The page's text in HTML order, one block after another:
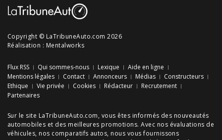
Copyright © LaTribuneAuto.com 2026
Réalisation : Mentalworks
Flux RSS Qui sommes-nous Lexique
Aide en ligne
Mentions légales
Contact Annonceurs Médias
Constructeurs
Ethique
Vie privée Cookies Rédacteur
Recrutement
Partenaires
Sur le site LaTribuneAuto.com, vous êtes informés des nouveautés
automobiles et des meilleures promotions. Avec nos évaluations de
véhicules, nos comparatifs autos, nous vous fournissons